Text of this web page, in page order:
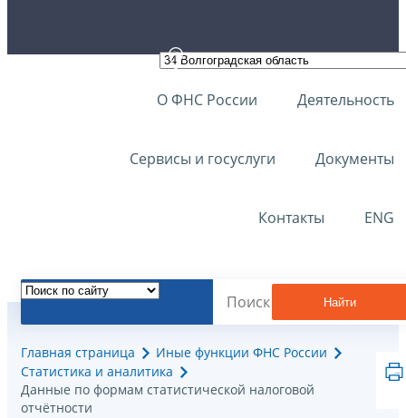
О ФНС России Деятельность
Сервисы и госуслуги Документы
Контакты ENG
Найти
Главная страница
Иные функции ФНС России
Статистика и аналитика
Данные по формам статистической налоговой
отчётности